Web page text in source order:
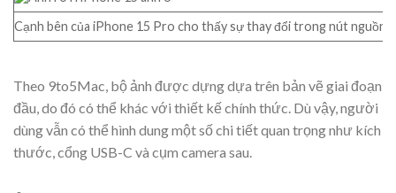
Cạnh bên của iPhone 15 Pro cho thấy sự thay đổi trong nút nguồn,
Theo 9to5Mac, bộ ảnh được dựng dựa trên bản vẽ giai đoạn
đầu, do đó có thể khác với thiết kế chính thức. Dù vậy, người
dùng vẫn có thể hình dung một số chi tiết quan trọng như kích
thước, cổng USB-C và cụm camera sau.